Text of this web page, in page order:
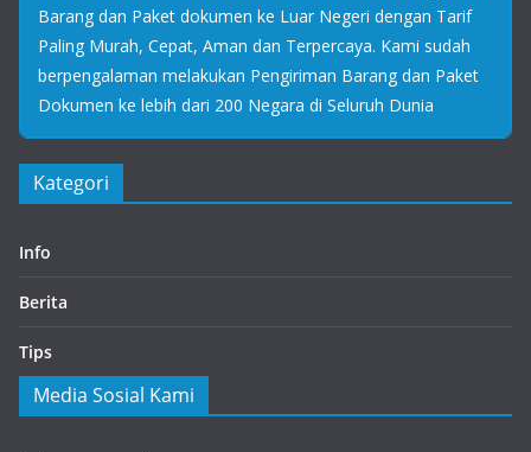
Barang dan Paket dokumen ke Luar Negeri dengan Tarif
Paling Murah, Cepat, Aman dan Terpercaya. Kami sudah
berpengalaman melakukan Pengiriman Barang dan Paket
Dokumen ke lebih dari 200 Negara di Seluruh Dunia
Kategori
Info
Berita
Tips
Media Sosial Kami